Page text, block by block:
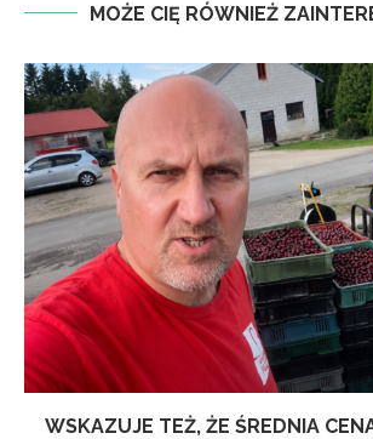
MOŻE CIĘ RÓWNIEŻ
WSKAZUJE TEŻ, ŻE ŚREDNIA